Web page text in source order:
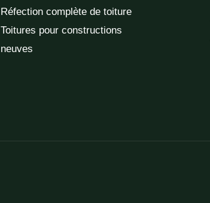
Réfection complète de toiture
Toitures pour constructions
neuves